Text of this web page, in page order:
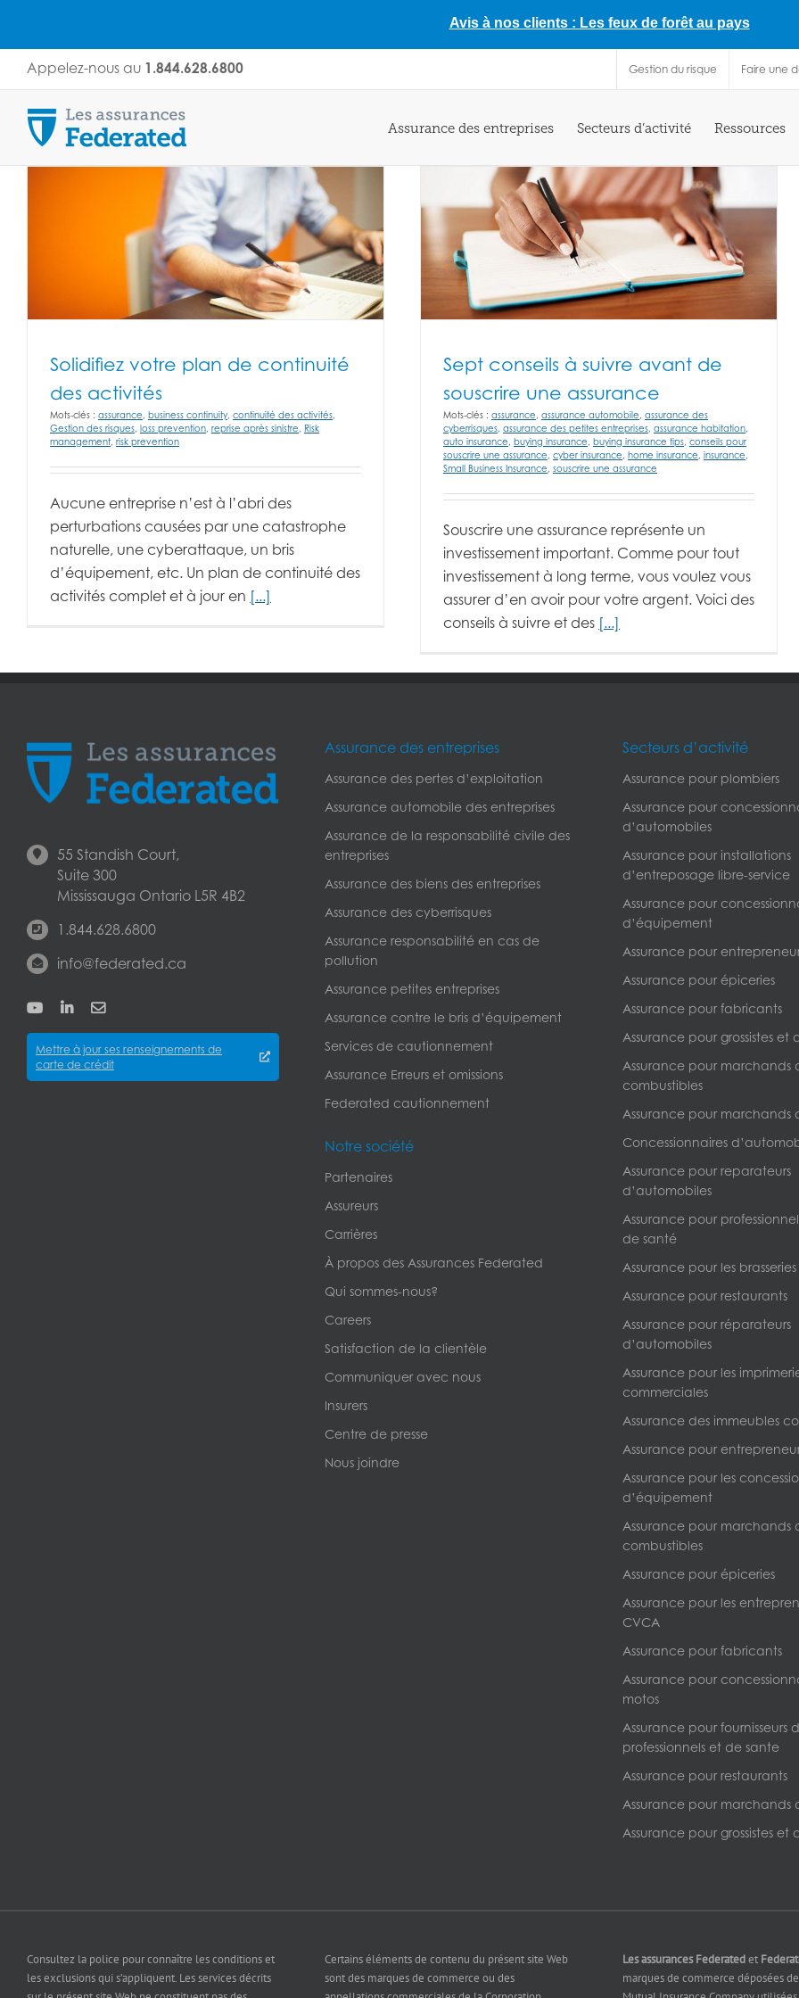
content
Appelez-nous au 1.844.628.6800 Gestion du risque Faire une
Assurance des entreprises Secteurs d’activité Ressources
Solidifiez votre plan de continuité
des activités
Mots-clés : assurance, business continuity, continuité des activités,
Gestion des risques, loss prevention, reprise après sinistre, Risk
management, risk prevention
Aucune entreprise n’est à l’abri des
perturbations causées par une catastrophe
naturelle, une cyberattaque, un bris
d’équipement, etc. Un plan de continuité des
activités complet et à jour en [...]
Sept conseils à suivre avant de
souscrire une assurance
Mots-clés : assurance, assurance automobile, assurance des
cyberrisques, assurance des petites entreprises, assurance habitation,
auto insurance, buying insurance, buying insurance tips, conseils pour
souscrire une assurance, cyber insurance, home insurance, insurance,
Small Business Insurance, souscrire une assurance
Souscrire une assurance représente un
investissement important. Comme pour tout
investissement à long terme, vous voulez vous
assurer d’en avoir pour votre argent. Voici des
conseils à suivre et des [...]
55 Standish Court,
Suite 300
Mississauga Ontario L5R 4B2
1.844.628.6800
info@federated.ca
Mettre à jour ses renseignements de
carte de crédit
Assurance des entreprises
Assurance des pertes d’exploitation
Assurance automobile des entreprises
Assurance de la responsabilité civile des
entreprises
Assurance des biens des entreprises
Assurance des cyberrisques
Assurance responsabilité en cas de
pollution
Assurance petites entreprises
Assurance contre le bris d’équipement
Services de cautionnement
Assurance Erreurs et omissions
Federated cautionnement
Notre société
Partenaires
Assureurs
Carrières
À propos des Assurances Federated
Qui sommes-nous?
Careers
Satisfaction de la clientèle
Communiquer avec nous
Insurers
Centre de presse
Nous joindre
Secteurs d’activité
Assurance pour plombiers
Assurance pour
d’automobiles
Assurance pour installations
d’entreposage libre-service
Assurance pour
d’équipement
Assurance pour
Assurance pour épiceries
Assurance pour fabricants
Assurance pour grossistes et
Assurance pour marchands
combustibles
Assurance pour marchands
Concessionnaires
Assurance pour reparateurs
d’automobiles
Assurance pour
de santé
Assurance pour les brasseries
Assurance pour restaurants
Assurance pour réparateurs
d’automobiles
Assurance pour les
commerciales
Assurance des immeubles
Assurance pour
Assurance pour les
d’équipement
Assurance pour marchands
combustibles
Assurance pour épiceries
Assurance pour les
CVCA
Assurance pour fabricants
Assurance pour
motos
Assurance pour fournisseurs
professionnels et de sante
Assurance pour restaurants
Assurance pour marchands
Assurance pour grossistes et
Consultez la police pour connaître les conditions et
les exclusions qui s’appliquent. Les services décrits
Certains éléments de contenu du présent site Web
sont des marques de commerce ou des
Les assurances Federatedet
marques de commerce déposées
Avis à nos clients : Les feux de forêt au pays